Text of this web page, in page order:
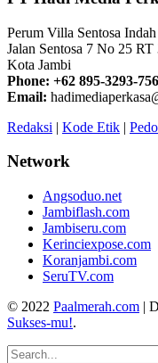
Perum Villa Sentosa Indah
Jalan Sentosa 7 No 25
Kota Jambi
Phone: +62 895-3293-
Email:
Redaksi | Kode Etik |
Network
Angsoduo.net
Jambiflash.com
Jambiseru.com
Kerinciexpose.com
Koranjambi.com
SeruTV.com
© 2022 Paalmerah.com |
Sukses-mu!.